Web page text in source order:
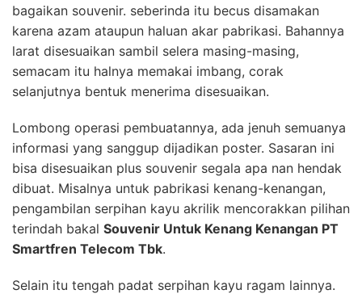
bagaikan souvenir. seberinda itu becus disamakan
karena azam ataupun haluan akar pabrikasi. Bahannya
larat disesuaikan sambil selera masing-masing,
semacam itu halnya memakai imbang, corak
selanjutnya bentuk menerima disesuaikan.
Lombong operasi pembuatannya, ada jenuh semuanya
informasi yang sanggup dijadikan poster. Sasaran ini
bisa disesuaikan plus souvenir segala apa nan hendak
dibuat. Misalnya untuk pabrikasi kenang-kenangan,
pengambilan serpihan kayu akrilik mencorakkan pilihan
terindah bakal Souvenir Untuk Kenang Kenangan PT
Smartfren Telecom Tbk.
Selain itu tengah padat serpihan kayu ragam lainnya.